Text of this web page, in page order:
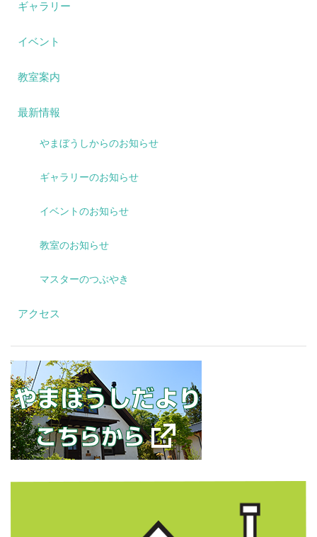
ギャラリー
イベント
教室案内
最新情報
やまぼうしからのお知らせ
ギャラリーのお知らせ
イベントのお知らせ
教室のお知らせ
マスターのつぶやき
アクセス